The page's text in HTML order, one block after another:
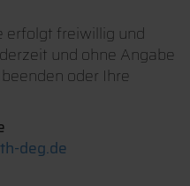
erfolgt freiwillig und
und ohne Angabe
oder Ihre
deg.de